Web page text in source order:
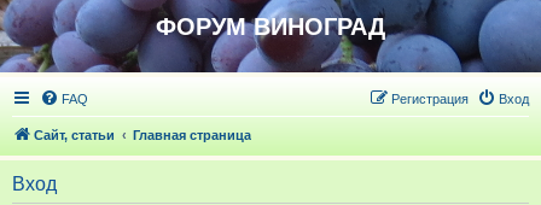
ФОРУМ ВИНОГРАД
FAQ Вход
Регистрация
Сайт, статьи Главная страница
Вход